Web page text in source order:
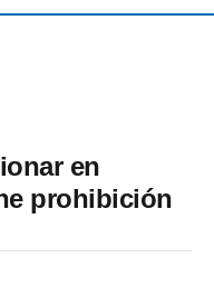
en
prohibición